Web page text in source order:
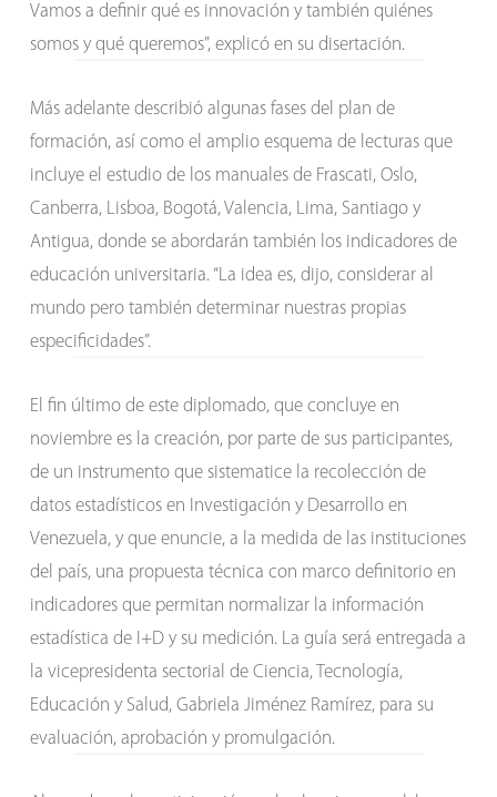
Vamos a definir qué es innovación y también quiénes
somos y qué queremos”, explicó en su disertación.
Más adelante describió algunas fases del plan de
formación, así como el amplio esquema de lecturas que
incluye el estudio de los manuales de Frascati, Oslo,
Canberra, Lisboa, Bogotá, Valencia, Lima, Santiago y
Antigua, donde se abordarán también los indicadores de
educación universitaria. “La idea es, dijo, considerar al
mundo pero también determinar nuestras propias
especificidades”.
El fin último de este diplomado, que concluye en
noviembre es la creación, por parte de sus participantes,
de un instrumento que sistematice la recolección de
datos estadísticos en Investigación y Desarrollo en
Venezuela, y que enuncie, a la medida de las instituciones
del país, una propuesta técnica con marco definitorio en
indicadores que permitan normalizar la información
estadística de I+D y su medición. La guía será entregada a
la vicepresidenta sectorial de Ciencia, Tecnología,
Educación y Salud, Gabriela Jiménez Ramírez, para su
evaluación, aprobación y promulgación.